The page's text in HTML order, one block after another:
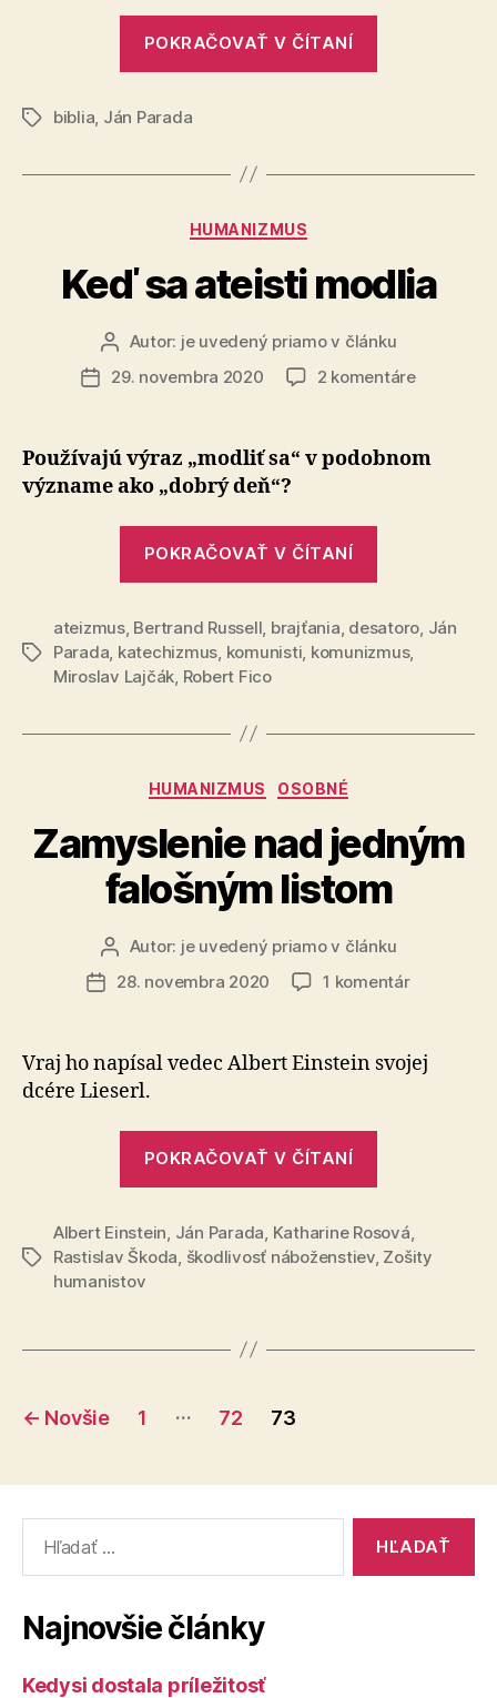
POKRAČOVAŤ V ČÍTANÍ
Značky
biblia Ján Parada
Kategórie
HUMANIZMUS
Keď sa ateisti modlia
Autor
článku
Autor: je uvedený priamo v článku
Dátum
29. novembra 2020 2 komentárena
ateisti
Používajú výraz „modliť sa“ v podobnom
význame ako „dobrý deň“?
POKRAČOVAŤ V ČÍTANÍ
modlia“
Značky
ateizmus, Bertrand Russell brajťania desatoro Ján
Parada katechizmus komunisti komunizmus,
Miroslav Lajčák Robert Fico
Kategórie
HUMANIZMUS OSOBNÉ
Zamyslenie nad jedným
falošným listom
Autor
článku
Autor: je uvedený priamo v článku
Dátum
28. novembra 2020 1 komentárna
jedným
falošným
Vraj ho napísal vedec Albert Einstein svojej
dcére Lieserl.
POKRAČOVAŤ V ČÍTANÍ
falošným
listom“
Značky
Albert Einstein Ján Parada Katharine Rosová
Rastislav Škoda škodlivosť náboženstiev, Zošity
humanistov
Stránkovanie
← Novšie 1 … 72 73
Najnovšie články
Kedysi dostala príležitosť